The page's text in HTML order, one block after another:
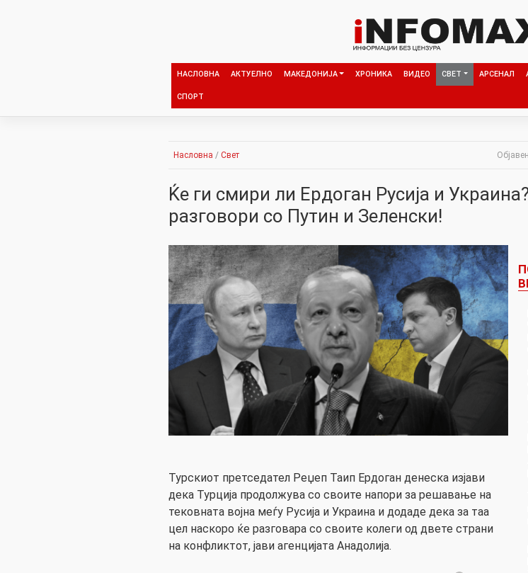
НАСЛОВНА АКТУЕЛНО МАКЕДОНИЈА ХРОНИКА ВИДЕО СВЕТ АРСЕНАЛ
СПОРТ
Насловна / Свет
Ќе ги смири ли Ердоган Русија и
разговори со Путин и Зеленски!
Турскиот претседател Реџеп Таип Ердоган денеска изјави
дека Турција продолжува со своите напори за решавање на
тековната војна меѓу Русија и Украина и додаде дека за таа
цел наскоро ќе разговара со своите колеги од двете страни
на конфликтот, јави агенцијата Анадолија.